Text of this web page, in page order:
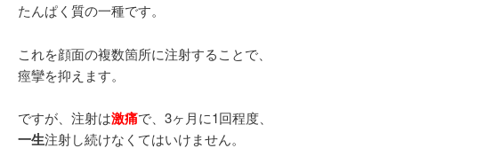
たんぱく質の一種です。
これを顔面の複数箇所に注射することで、
痙攣を抑えます。
ですが、注射は激痛で、3ヶ月に1回程度、
一生注射し続けなくてはいけません。